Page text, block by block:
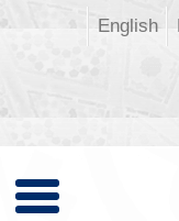
English